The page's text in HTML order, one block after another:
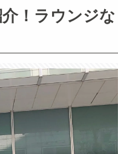
！ラウンジな